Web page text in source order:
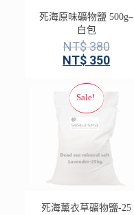
死海原味礦物鹽 500g–
白包
NT$380
NT$ 350
死海薰衣草礦物鹽-25